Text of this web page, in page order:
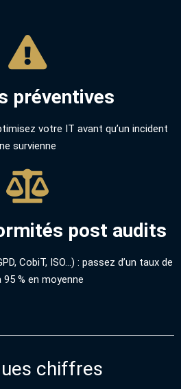
préventives
votre IT avant qu’un incident
ne survienne
post audits
CobiT, ISO…) : passez d’un taux de
95 % en moyenne
chiffres